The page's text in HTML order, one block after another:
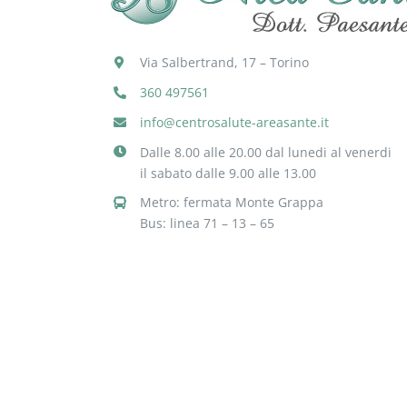
Via Salbertrand, 17 – Torino
360 497561
info@centrosalute-areasante.it
Dalle 8.00 alle 20.00 dal lunedi al venerdi
il sabato dalle 9.00 alle 13.00
Metro: fermata Monte Grappa
Bus: linea 71 – 13 – 65